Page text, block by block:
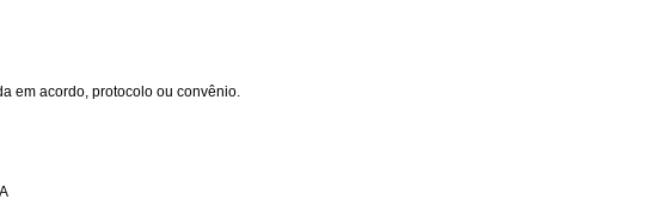
em acordo, protocolo ou convênio.